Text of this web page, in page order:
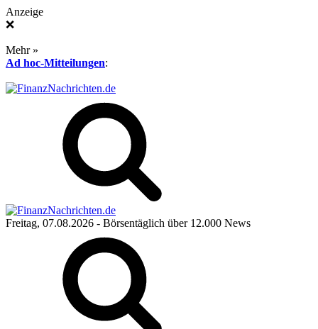
Anzeige
❌
Mehr »
Ad hoc-Mitteilungen:
Freitag, 07.08.2026 - Börsentäglich über 12.000 News